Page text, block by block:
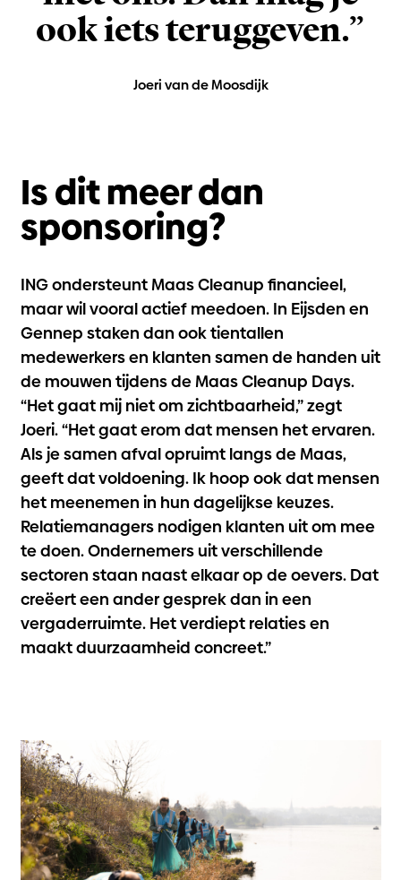
ook iets teruggeven.”
Joeri van de Moosdijk
Is dit meer dan
sponsoring?
ING ondersteunt Maas Cleanup financieel,
maar wil vooral actief meedoen. In Eijsden en
Gennep staken dan ook tientallen
medewerkers en klanten samen de handen uit
de mouwen tijdens de Maas Cleanup Days.
“Het gaat mij niet om zichtbaarheid,” zegt
Joeri. “Het gaat erom dat mensen het ervaren.
Als je samen afval opruimt langs de Maas,
geeft dat voldoening. Ik hoop ook dat mensen
het meenemen in hun dagelijkse keuzes.
Relatiemanagers nodigen klanten uit om mee
te doen. Ondernemers uit verschillende
sectoren staan naast elkaar op de oevers. Dat
creëert een ander gesprek dan in een
vergaderruimte. Het verdiept relaties en
maakt duurzaamheid concreet.”